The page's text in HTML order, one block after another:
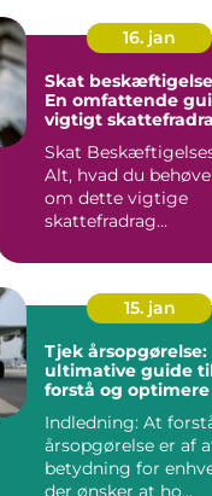
16. jan
Skat
En omfattende
vigtigt
Skat
Alt, hvad du
om dette vigtige
skattefradrag
15. jan
Tjek årsopgørelse:
ultimative guide
forstå og
Indledning: At
årsopgørelse er af
betydning for
der ønsker at ho...